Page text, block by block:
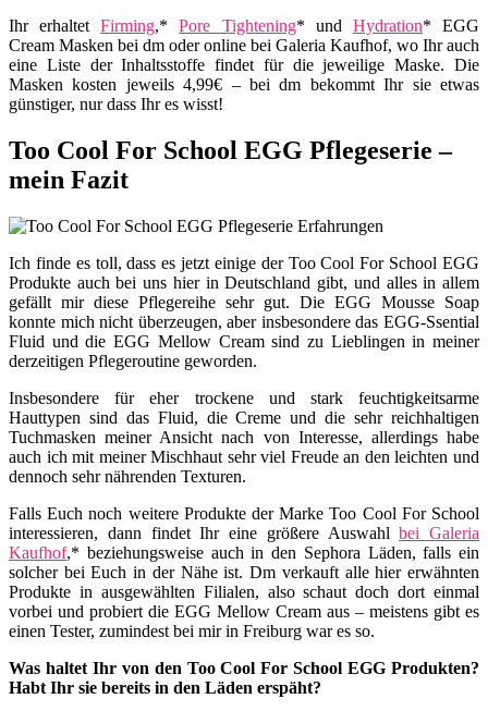
Ihr erhaltetFirming,*Pore Tightening* und Hydration* EGG
Cream Masken bei dm oder online bei Galeria Kaufhof, wo Ihr auch
eine Liste der Inhaltsstoffe findet für die jeweilige Maske. Die
Masken kosten jeweils 4,99€ – bei dm bekommt Ihr sie etwas
günstiger, nur dass Ihr es wisst!
Too Cool For School EGG Pflegeserie –
mein Fazit
Ich finde es toll, dass es jetzt einige der Too Cool For School EGG
Produkte auch bei uns hier in Deutschland gibt, und alles in allem
gefällt mir diese Pflegereihe sehr gut. Die EGG Mousse Soap
konnte mich nicht überzeugen, aber insbesondere das EGG-Ssential
Fluid und die EGG Mellow Cream sind zu Lieblingen in meiner
derzeitigen Pflegeroutine geworden.
Insbesondere für eher trockene und stark feuchtigkeitsarme
Hauttypen sind das Fluid, die Creme und die sehr reichhaltigen
Tuchmasken meiner Ansicht nach von Interesse, allerdings habe
auch ich mit meiner Mischhaut sehr viel Freude an den leichten und
dennoch sehr nährenden Texturen.
Falls Euch noch weitere Produkte der Marke Too Cool For School
interessieren, dann findet Ihr eine größere Auswahlbei Galeria
Kaufhof,* beziehungsweise auch in den Sephora Läden, falls ein
solcher bei Euch in der Nähe ist. Dm verkauft alle hier erwähnten
Produkte in ausgewählten Filialen, also schaut doch dort einmal
vorbei und probiert die EGG Mellow Cream aus – meistens gibt es
einen Tester, zumindest bei mir in Freiburg war es so.
Was haltet Ihr von den Too Cool For School EGG Produkten?
Habt Ihr sie bereits in den Läden erspäht?